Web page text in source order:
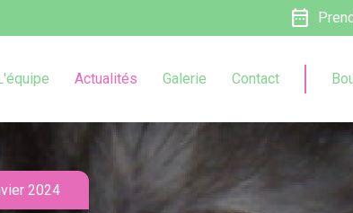
date_range
Actualités Galerie Contact
2024